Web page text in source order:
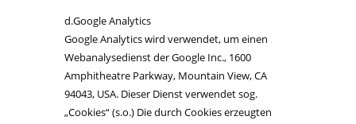
d.Google Analytics
Google Analytics wird verwendet, um einen
Webanalysedienst der Google Inc., 1600
Amphitheatre Parkway, Mountain View, CA
94043, USA. Dieser Dienst verwendet sog.
„Cookies“ (s.o.) Die durch Cookies erzeugten